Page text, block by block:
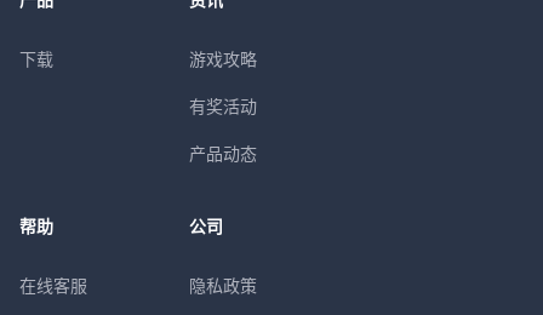
下载 游戏攻略
有奖活动
产品动态
帮助
在线客服
公司
隐私政策